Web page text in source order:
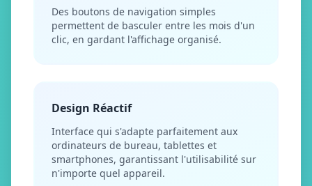
Des boutons de navigation simples
permettent de basculer entre les mois d'un
clic, en gardant l'affichage organisé.
Design Réactif
Interface qui s'adapte parfaitement aux
ordinateurs de bureau, tablettes et
smartphones, garantissant l'utilisabilité sur
n'importe quel appareil.